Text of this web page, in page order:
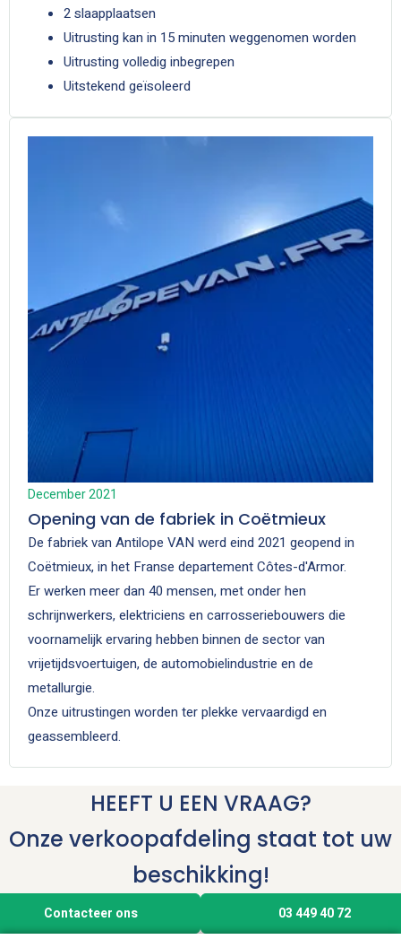
2 slaapplaatsen
Uitrusting kan in 15 minuten weggenomen worden
Uitrusting volledig inbegrepen
Uitstekend geïsoleerd
December 2021
Opening van de fabriek in Coëtmieux
De fabriek van Antilope VAN werd eind 2021 geopend in
Coëtmieux, in het Franse departement Côtes-d'Armor.
Er werken meer dan 40 mensen, met onder hen
schrijnwerkers, elektriciens en carrosseriebouwers die
voornamelijk ervaring hebben binnen de sector van
vrijetijdsvoertuigen, de automobielindustrie en de
metallurgie.
Onze uitrustingen worden ter plekke vervaardigd en
geassembleerd.
HEEFT U EEN VRAAG?
Onze verkoopafdeling staat tot uw
beschikking!
Contacteer ons 03 449 40 72